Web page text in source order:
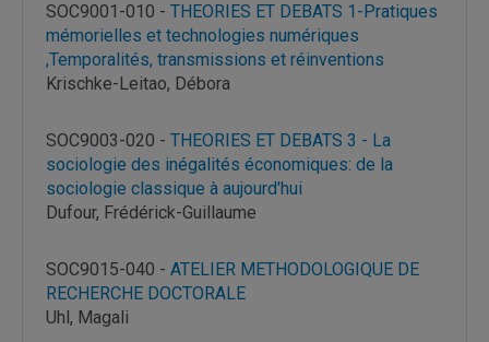
SOC9001-010 - THEORIES ET DEBATS 1-Pratiques
mémorielles et technologies numériques
,Temporalités, transmissions et réinventions
Krischke-Leitao, Débora
SOC9003-020 - THEORIES ET DEBATS 3 - La
sociologie des inégalités économiques: de la
sociologie classique à aujourd'hui
Dufour, Frédérick-Guillaume
SOC9015-040 - ATELIER METHODOLOGIQUE DE
RECHERCHE DOCTORALE
Uhl, Magali